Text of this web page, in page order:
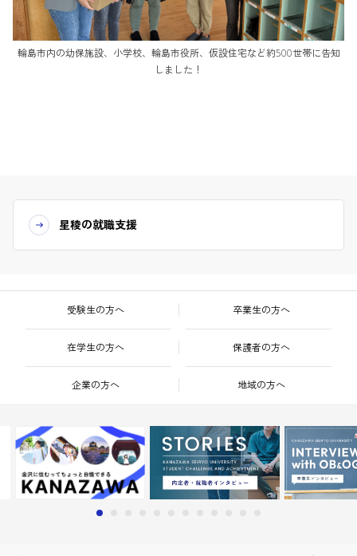
輪島市内の幼保施設、小学校、輪島市役所、仮設住宅など約500世帯に告知
しました！
星稜の就職支援
受験生の方へ 卒業生の方へ
在学生の方へ 保護者の方へ
企業の方へ 地域の方へ